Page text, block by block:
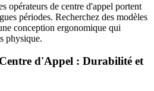
opérateurs de centre d'appel portent
périodes. Recherchez des modèles
conception ergonomique qui
physique.
d'Appel : Durabilité et